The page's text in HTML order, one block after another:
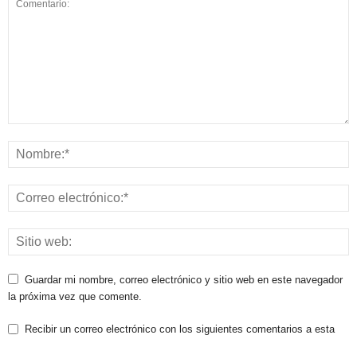
Guardar mi nombre, correo electrónico y sitio web en este navegador
la próxima vez que comente.
Recibir un correo electrónico con los siguientes comentarios a esta